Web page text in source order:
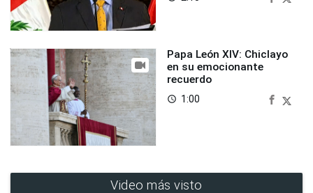
Papa León XIV: Chiclayo
en su emocionante
recuerdo
access_time 1:00
Video más visto